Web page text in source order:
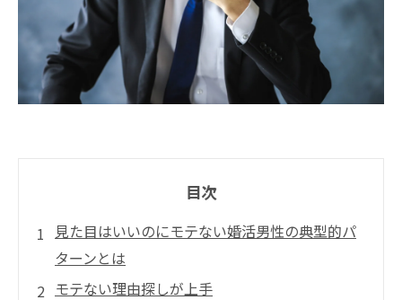
目次
見た目はいいのにモテない婚活男性の典型的パ
ターンとは
モテない理由探しが上手